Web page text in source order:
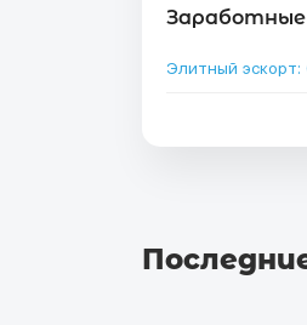
Элитный эскорт: